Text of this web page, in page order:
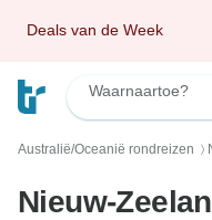
Deals van de Week
Waarnaartoe?
Australië/Oceanië rondreizen 〉
Nieuw-